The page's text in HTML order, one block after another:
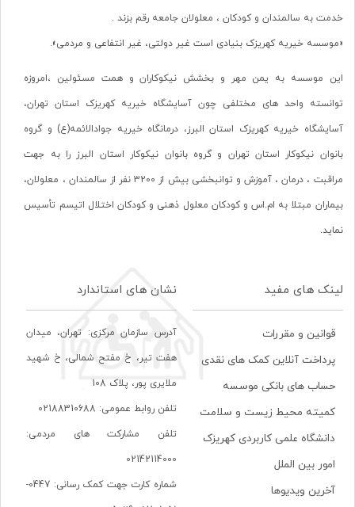
خدمت به سالمندان و کودکان ، معلولان جامعه رقم بزند .
«موسسه خیریه کهریزک بنیادی است غیر دولتی، غیر انتفاعی و مردمی».
این موسسه به یمن مهر و بخشش نیکوکاران و همت مسئولین ،امروزه
توانسته واحد های مختلفی چون آسایشگاه خیریه کهریزک استان تهران،
آسایشگاه خیریه کهریزک استان البرز، درمانگاه خیریه جوادالائمه(ع) و گروه
بانوان نیکوکار استان تهران و گروه بانوان نیکوکار استان البرز را به جهت
مراقبت ، درمان ، آموزش و توانبخشی بیش از 3200 نفر از سالمندان ، معلولان،
بیماران مبتلا به ام.اس و کودکان معلول ذهنی و کودکان اختلال اتیسم تأسیس
نماید.
لینک های مفید
قوانین و مقررات
پرداخت آنلاین کمک های نقدی
حساب های بانکی موسسه
کمیته محیط زیست و سلامت
دانشگاه علمی کاربردی کهریزک
امور بین الملل
آخرین ویدیوها
نشان های استاندارد
آدرس سازمان مرکزی: تهران، ميدان
هفت تير، خ مفتح شمالی، خ شهيد
ملايری پور، پلاک 108
تلفن روابط عمومی: 02188310688
تلفن مشارکت های مردمی:
02142114000
شماره کارت جهت کمک رسانی: 0447-